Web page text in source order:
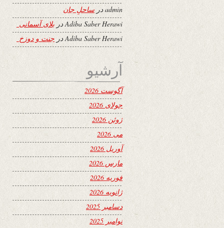
adminدر ساحلِ جان
Adiba Saber Herawiدر بلای آسمانی
Adiba Saber Herawiدر جنت و دوزخ
آرشیو
آگوست 2026
جولای 2026
ژوئن 2026
می 2026
آوریل 2026
مارس 2026
فوریه 2026
ژانویه 2026
دسامبر 2025
نوامبر 2025